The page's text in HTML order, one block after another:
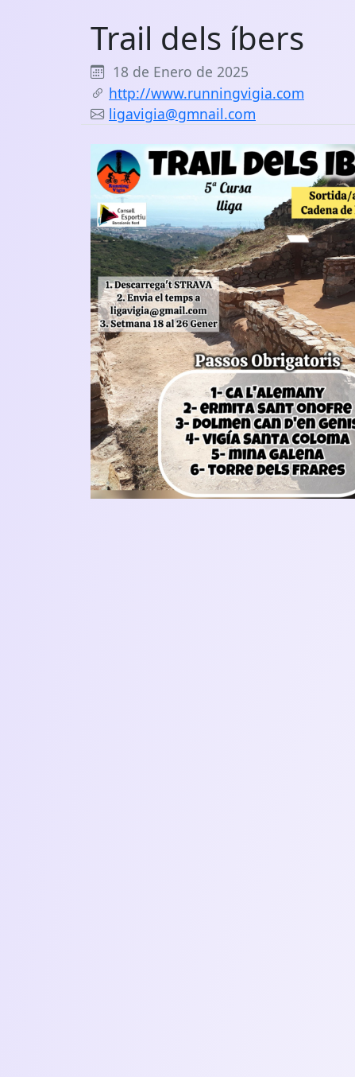
Trail dels íbers
18 de Enero de 2025
http://www.runningvigia.com
ligavigia@gmnail.com